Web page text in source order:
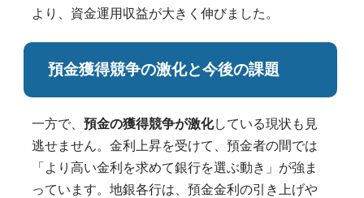
より、資金運用収益が大きく伸びました。
預金獲得競争の激化と今後の課題
一方で、 預金の獲得競争が激化している現状も見
逃せません。金利上昇を受けて、預金者の間では
「より高い金利を求めて銀行を選ぶ動き」が強ま
っています。地銀各行は、預金金利の引き上げや